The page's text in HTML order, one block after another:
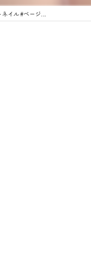
イル#ベージ...